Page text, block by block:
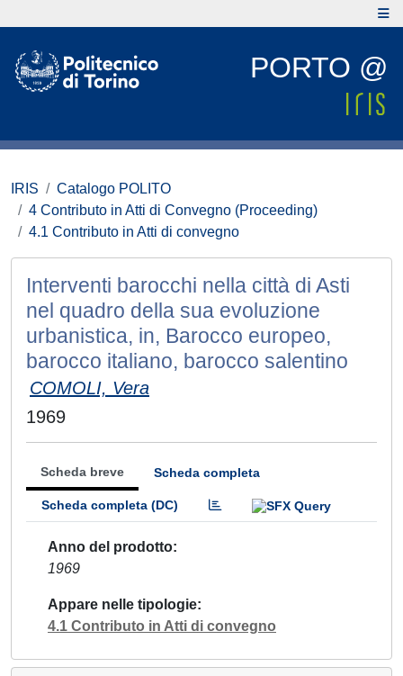
PORTO @
IRIS
Catalogo POLITO
4 Contributo in Atti di Convegno (Proceeding)
4.1 Contributo in Atti di convegno
Interventi barocchi nella città di Asti
nel quadro della sua evoluzione
urbanistica, in, Barocco europeo,
barocco italiano, barocco salentino
COMOLI, Vera
1969
Scheda breve Scheda completa
Scheda completa (DC)
Anno del prodotto
1969
Appare nelle tipologie
4.1 Contributo in Atti di convegno